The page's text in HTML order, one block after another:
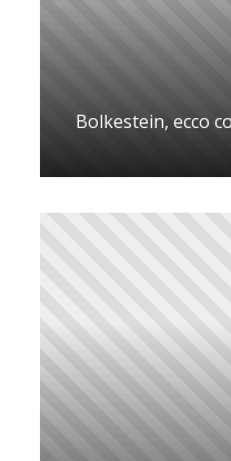
Bolkestein, ecco